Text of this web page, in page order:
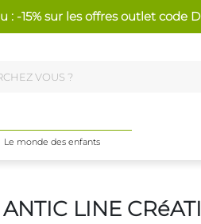
: -15% sur les offres outlet code
Le monde des enfants
ANTIC LINE